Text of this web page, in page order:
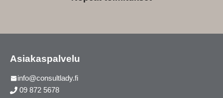
Asiakaspalvelu
info@consultlady.fi
09 872 5678